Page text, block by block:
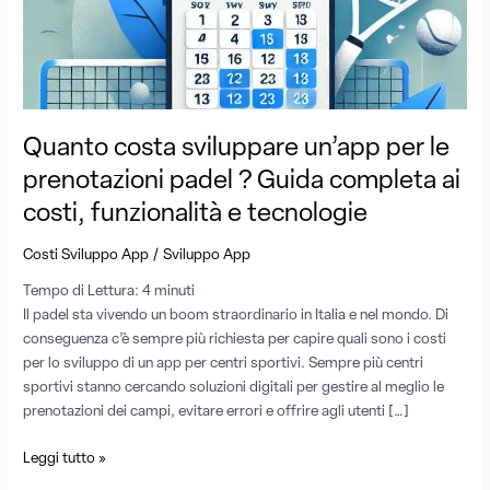
Quanto costa sviluppare un’app per le
prenotazioni padel ? Guida completa ai
costi, funzionalità e tecnologie
Costi Sviluppo App /Sviluppo App
Tempo di Lettura:4 minuti
Il padel sta vivendo un boom straordinario in Italia e nel mondo. Di
conseguenza c’è sempre più richiesta per capire quali sono i costi
per lo sviluppo di un app per centri sportivi. Sempre più centri
sportivi stanno cercando soluzioni digitali per gestire al meglio le
prenotazioni dei campi, evitare errori e offrire agli utenti […]
padel
Guida
completa
costi,
funzionalità
e
tecnologie
Leggi tutto »